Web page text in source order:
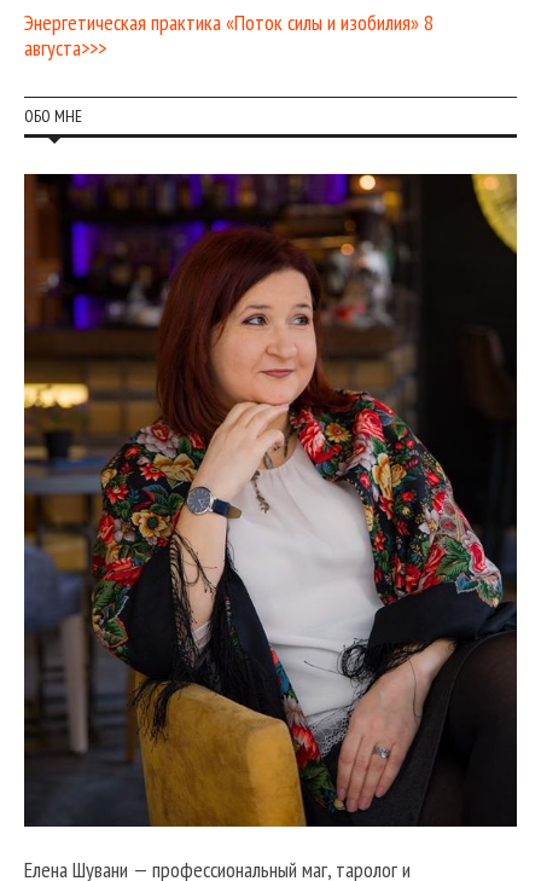
Энергетическая практика «Поток силы и изобилия» 8
августа>>>
ОБО МНЕ
Елена Шувани — профессиональный маг, таролог и